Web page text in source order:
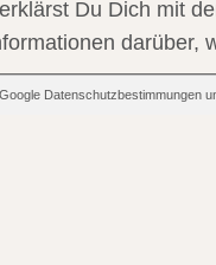
Du Dich mit
Datenschutzbestimmungen